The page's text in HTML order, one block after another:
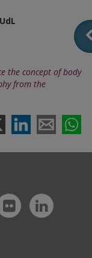
the concept of body
from the
Flickr